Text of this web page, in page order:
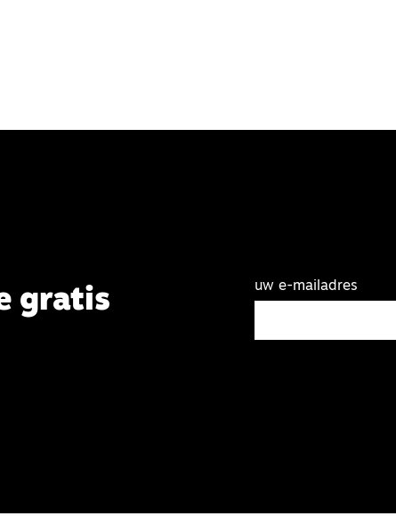
gratis
uw e-mailadres